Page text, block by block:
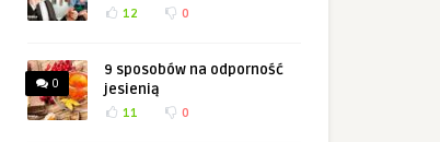
12 0
0
9 sposobów na odporność
jesienią
11 0